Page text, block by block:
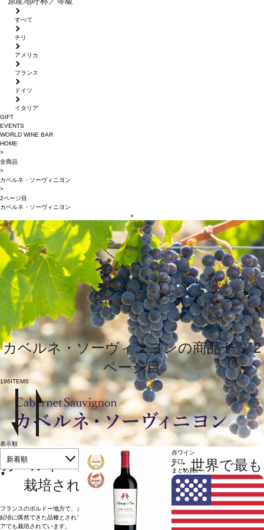
すべて
チリ
アメリカ
フランス
ドイツ
イタリア
GIFT
EVENTS
WORLD WINE BAR
HOME
>
全商品
>
カベルネ・ソーヴィニヨン
>
2ページ目
カベルネ・ソーヴィニヨン
×
カベルネ・ソーヴィニヨン：世界で最も
栽培されている赤ワイン葡萄品種
フランスのボルドー地方で、カベルネ・フランとソーヴィニヨン・ブランの自然交配により、17世
紀頃に偶然できた品種とされています。現在はカリフォルニアや南アフリカ、チリ、オーストラリ
アでも栽培されています。
カベルネ・ソーヴィニヨンの商品一覧 2
ページ目
196ITEMS
表示順
新着順
▼
赤ワイン
辛口
まとめ買い